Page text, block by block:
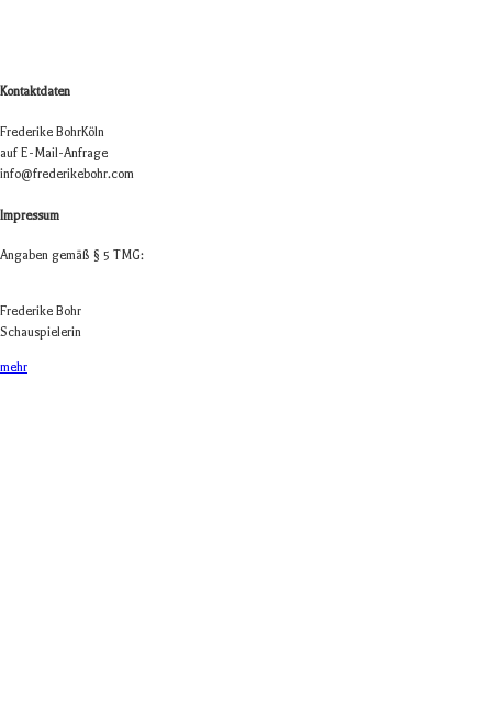
Kontaktdaten
Fre­de­rike BohrKöln
auf E-Mail-Anfrage
info@frederikebohr.com
Impressum
Anga­ben gemäß § 5 TMG:
Fre­de­rike Bohr
Schauspielerin
mehr